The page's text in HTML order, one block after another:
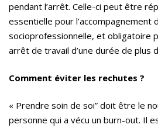
pendant l’arrêt. Celle-ci peut être
essentielle pour l’accompagnement
socioprofessionnelle, et obligatoire
arrêt de travail d’une durée de plus
Comment éviter les rechutes ?
« Prendre soin de soi” doit être le
personne qui a vécu un burn-out. Il